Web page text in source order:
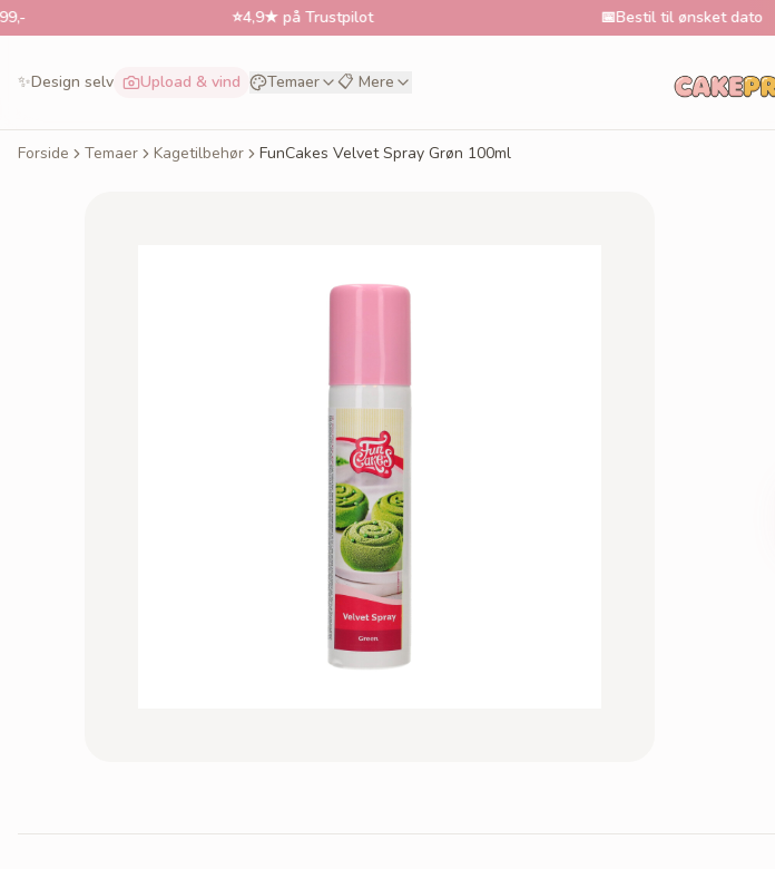
4,9★ på Trustpilot Bestil til ønsket dato
✨Design selv Upload & vind Temaer 📋 Mere
Forside Temaer Kagetilbehør FunCakes Velvet Spray Grøn 100ml